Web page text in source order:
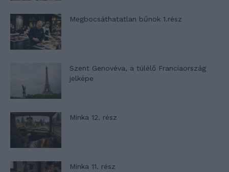
Megbocsáthatatlan bűnök 1.rész
Szent Genovéva, a túlélő Franciaország
jelképe
Minka 12. rész
Minka 11. rész